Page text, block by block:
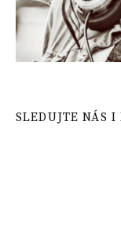
SLEDUJTE NÁS I